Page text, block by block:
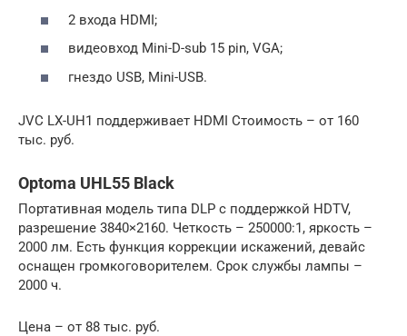
2 входа HDMI;
видеовход Mini-D-sub 15 pin, VGA;
гнездо USB, Mini-USB.
JVC LX-UH1 поддерживает HDMI Стоимость – от 160
тыс. руб.
Optoma UHL55 Black
Портативная модель типа DLP с поддержкой HDTV,
разрешение 3840×2160. Четкость – 250000:1, яркость –
2000 лм. Есть функция коррекции искажений, девайс
оснащен громкоговорителем. Срок службы лампы –
2000 ч.
Цена – от 88 тыс. руб.